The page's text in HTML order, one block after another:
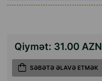
Qiymət: 31.00 AZN
SƏBƏTƏ ƏLAVƏ ETMƏK